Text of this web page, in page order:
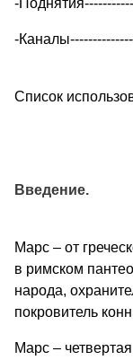
-
-
Список
Введение.
Марс – от
в римском
народа,
покровитель
Марс –